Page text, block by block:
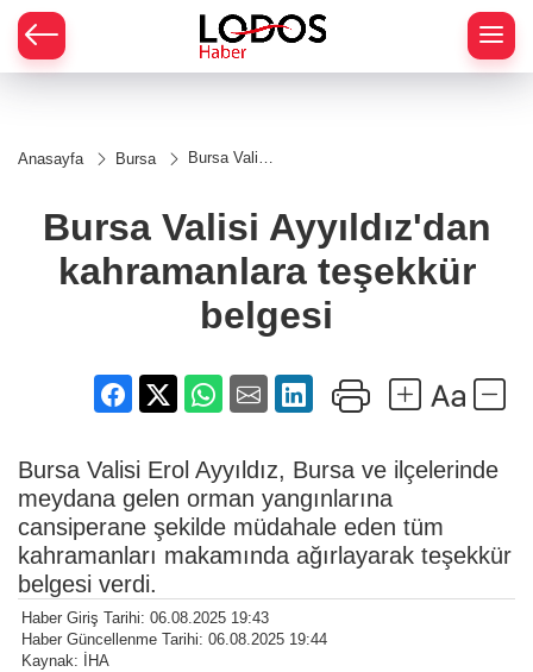
Anasayfa Bursa
Bursa Valisi
teşekkür
belgesi
Bursa Valisi Ayyıldız'dan
kahramanlara teşekkür
belgesi
Bursa Valisi Erol Ayyıldız, Bursa ve ilçelerinde
meydana gelen orman yangınlarına
cansiperane şekilde müdahale eden tüm
kahramanları makamında ağırlayarak teşekkür
belgesi verdi.
Haber Giriş Tarihi: 06.08.2025 19:43
Haber Güncellenme Tarihi: 06.08.2025 19:44
Kaynak: İHA